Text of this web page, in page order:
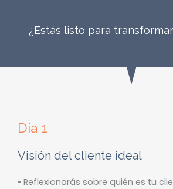
¿Estás listo para
Día 1
Visión del cliente ideal
• Reflexionarás sobre quién es tu